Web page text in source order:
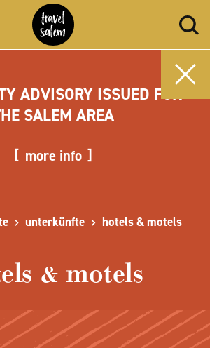
ADVISORY ISSUED FOR
SALEM AREA
more info
unterkünfte hotels & motels
& motels